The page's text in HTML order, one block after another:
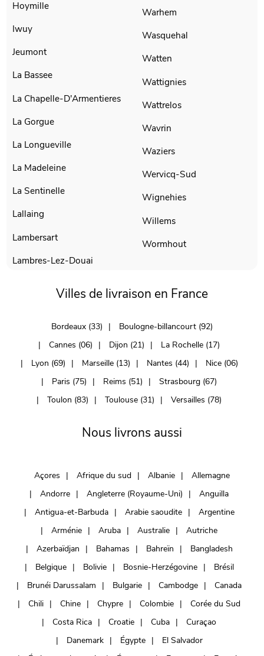
Hoymille
Iwuy
Jeumont
La Bassee
La Chapelle-D'Armentieres
La Gorgue
La Longueville
La Madeleine
La Sentinelle
Lallaing
Lambersart
Lambres-Lez-Douai
Warhem
Wasquehal
Watten
Wattignies
Wattrelos
Wavrin
Waziers
Wervicq-Sud
Wignehies
Willems
Wormhout
Villes de livraison en France
Bordeaux (33)
Boulogne-billancourt (92)
Cannes (06)
Dijon (21)
La Rochelle (17)
Lyon (69)
Marseille (13) Nantes (44)
Nice (06)
Paris (75)
Reims (51)
Strasbourg (67)
Toulon (83)
Toulouse (31) Versailles (78)
Nous livrons aussi
Açores Afrique du sud Albanie
Allemagne
Andorre
Angleterre (Royaume-Uni)
Anguilla
Antigua-et-Barbuda
Arabie saoudite
Argentine
Arménie
Aruba Australie
Autriche
Azerbaïdjan
Bahamas Bahreïn
Bangladesh
Belgique
Bolivie Bosnie-Herzégovine
Brésil
Brunéi Darussalam
Bulgarie Cambodge
Canada
Chili
Chine Chypre Colombie
Corée du Sud
Costa Rica
Croatie Cuba
Curaçao
Danemark
Égypte
El Salvador